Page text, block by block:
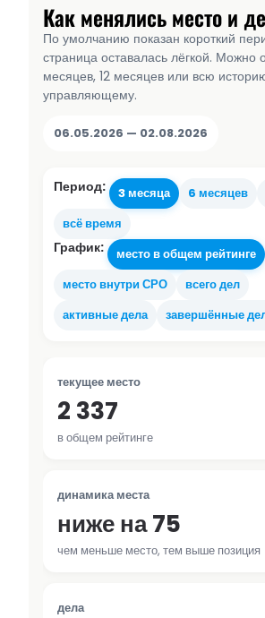
Как менялись место и
По умолчанию показан короткий
страница оставалась лёгкой. Можно
месяцев, 12 месяцев или всю
управляющему.
06.05.2026 — 02.08.2026
Период: 3 месяца 6 месяцев
всё время
График:
место в общем рейтинге
место внутри СРО
всего дел
активные дела
завершённые
текущее место
2 337
в общем рейтинге
динамика места
ниже на 75
чем меньше место, тем выше позиция
дела